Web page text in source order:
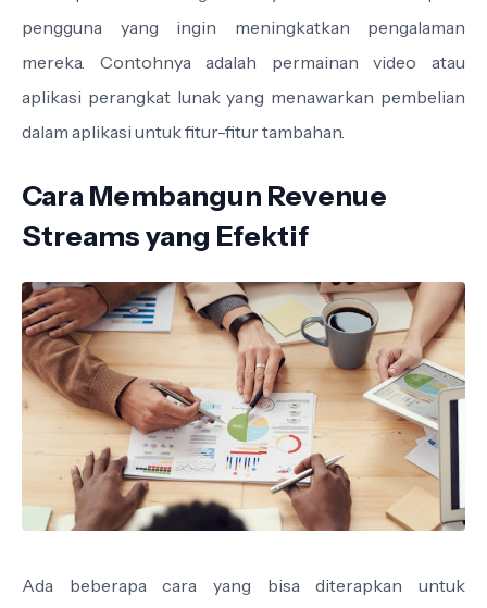
pengguna yang ingin meningkatkan pengalaman
mereka. Contohnya adalah permainan video atau
aplikasi perangkat lunak yang menawarkan pembelian
dalam aplikasi untuk fitur-fitur tambahan.
Cara Membangun Revenue
Streams yang Efektif
Ada beberapa cara yang bisa diterapkan untuk